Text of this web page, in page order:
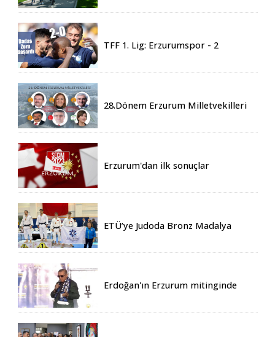
TFF 1. Lig: Erzurumspor - 2
28.Dönem Erzurum Milletvekilleri
Erzurum'dan ilk sonuçlar
ETÜ’ye Judoda Bronz Madalya
Erdoğan'ın Erzurum mitinginde